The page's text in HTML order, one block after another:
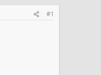
#1